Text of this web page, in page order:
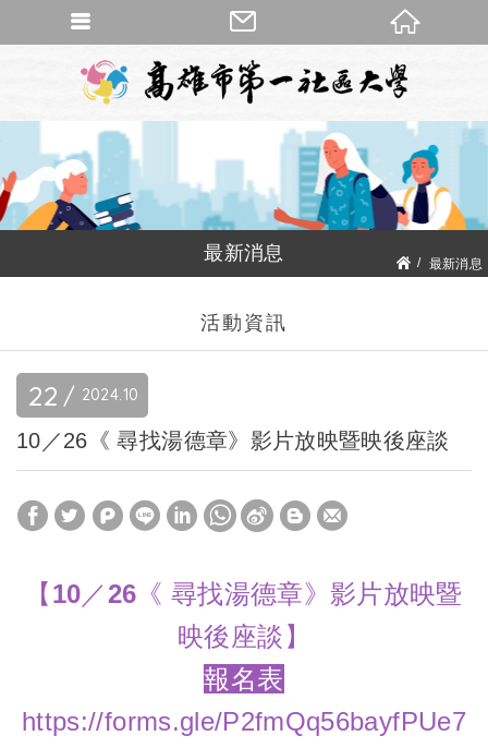
最新消息
最新消息
活動資訊
22 10
2024
10／26《 尋找湯德章》影片放映暨映後座談
【10／26《 尋找湯德章》影片放映暨
映後座談】
報名表
https://forms.gle/P2fmQq56bayfPUe7